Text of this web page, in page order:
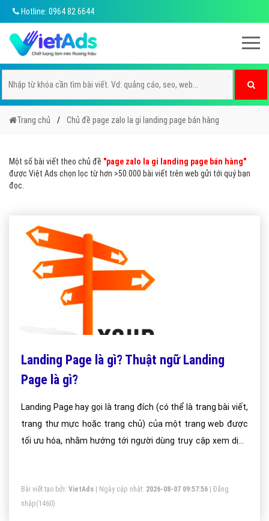
Hotline: 0964 82 6644
Trang chủ Chủ đề page zalo la gi landing page bán hàng
Một số bài viết theo chủ đề "page zalo la gi landing page bán hàng"
được Việt Ads chọn lọc từ hơn >50.000 bài viết trên web gửi tới quý bạn
đọc.
Landing Page là gì? Thuật ngữ Landing
Page là gì?
Landing Page hay gọi là trang đích (có thể là trang bài viết,
trang thư mực hoặc trang chủ) của một trang web được
tối ưu hóa, nhằm hướng tới người dùng truy cập xem dịch
Bài viết tạo bởi: VietAds | Ngày cập nhật: 2026-08-07 09:57:56
Đăng
nhập(1460)